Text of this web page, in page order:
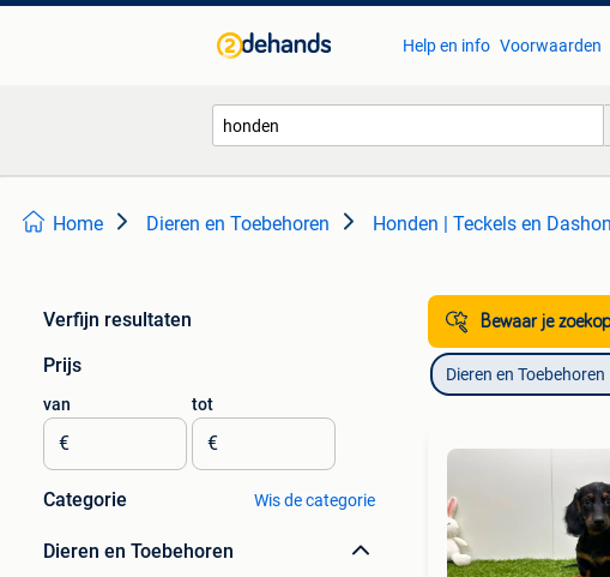
Help en info Voorwaarden
Home Dieren en Toebehoren Honden | Teckels en
Verfijn resultaten
Prijs
van
€
tot
€
Categorie Wis de categorie
Dieren en Toebehoren
Bewaar je
Dieren en Toebehoren